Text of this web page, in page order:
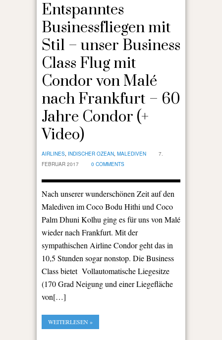
Entspanntes
Businessfliegen mit
Stil – unser Business
Class Flug mit
Condor von Malé
nach Frankfurt – 60
Jahre Condor (+
Video)
AIRLINES, INDISCHER OZEAN, MALEDIVEN
7.
FEBRUAR 2017
0 COMMENTS
Nach unserer wunderschönen Zeit auf den
Malediven im Coco Bodu Hithi und Coco
Palm Dhuni Kolhu ging es für uns von Malé
wieder nach Frankfurt. Mit der
sympathischen Airline Condor geht das in
10,5 Stunden sogar nonstop. Die Business
Class bietet Vollautomatische Liegesitze
(170 Grad Neigung und einer Liegefläche
von[…]
WEITERLESEN »